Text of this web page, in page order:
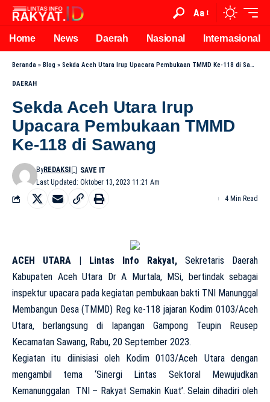
Aa
Home News Daerah Nasional Internasional
Beranda » Blog » Sekda Aceh Utara Irup Upacara Pembukaan TMMD Ke-118 di Sawang
DAERAH
Sekda Aceh Utara Irup
Upacara Pembukaan TMMD
Ke-118 di Sawang
Last Updated: Oktober 13, 2023 11:21 Am
ByREDAKSI
4 Min Read
ACEH UTARA | Lintas Info Rakyat, Sekretaris Daerah
Kabupaten Aceh Utara Dr A Murtala, MSi, bertindak sebagai
inspektur upacara pada kegiatan pembukaan bakti TNI Manunggal
Membangun Desa (TMMD) Reg ke-118 jajaran Kodim 0103/Aceh
Utara, berlangsung di lapangan Gampong Teupin Reusep
Kecamatan Sawang, Rabu, 20 September 2023.
Kegiatan itu diinisiasi oleh Kodim 0103/Aceh Utara dengan
mengambil tema ‘Sinergi Lintas Sektoral Mewujudkan
Kemanunggalan TNI – Rakyat Semakin Kuat’. Selain dihadiri oleh